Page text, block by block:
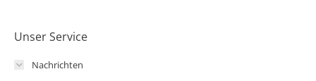
Unser Service
Nachrichten